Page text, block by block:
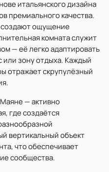
итальянского дизайна
премиального качества.
создают ощущение
комната служит
— её легко адаптировать
зону отдыха. Каждый
отражает скрупулёзный
— активно
где создаётся
вертикальный объект
что обеспечивает
сообщества.